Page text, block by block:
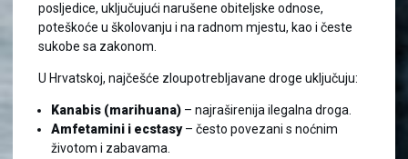
posljedice, uključujući narušene obiteljske odnose,
poteškoće u školovanju i na radnom mjestu, kao i česte
sukobe sa zakonom.
U Hrvatskoj, najčešće zloupotrebljavane droge uključuju:
Kanabis (marihuana) – najraširenija ilegalna droga.
Amfetamini i ecstasy– često povezani s noćnim
životom i zabavama.